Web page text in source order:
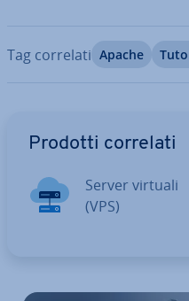
Tag correlati Apache
Prodotti correlati
Server virtuali
(VPS)